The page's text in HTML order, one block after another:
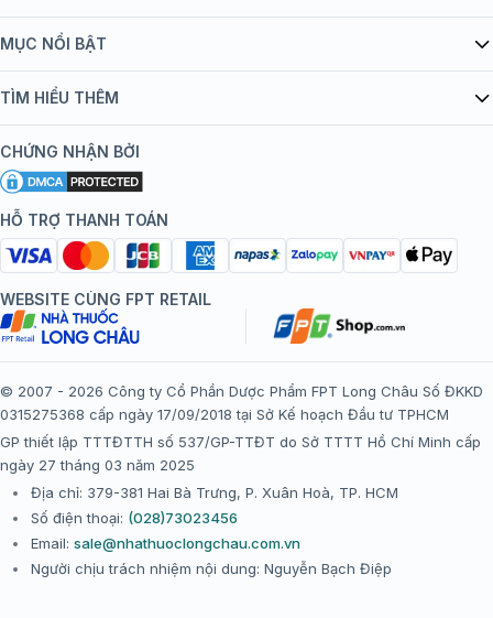
Giới thiệu Tiêm Chủng FPT Long Châu
bán hàng
Chính sách nội dung
Chính sách bảo mật
Chính sách bảo mật dữ liệu cá nhân
Chính sách thanh toán
Chính sách đổi trả gói, mũi tiêm tại trung tâm tiêm chủng
FPT Long Châu
Thể lệ chương trình “Tích điểm nhận đặc quyền”
MỤC NỔI BẬT
Danh mục vắc xin
Đội ngũ bác sĩ, chuyên gia
Hệ thống trung tâm tiêm chủng
TÌM HIỂU THÊM
Khuyến mãi
Tôi nên tiêm gì?
Tiêm chủng đi nước ngoài
CHỨNG NHẬN BỞI
HỖ TRỢ THANH TOÁN
WEBSITE CÙNG FPT RETAIL
© 2007 - 2026 Công ty Cổ Phần Dược Phẩm FPT Long Châu Số ĐKKD
0315275368 cấp ngày 17/09/2018 tại Sở Kế hoạch Đầu tư TPHCM
GP thiết lập TTTĐTTH số 537/GP-TTĐT do Sở TTTT Hồ Chí Minh cấp
ngày 27 tháng 03 năm 2025
Địa chỉ: 379-381 Hai Bà Trưng, P. Xuân Hoà, TP. HCM
Số điện thoại: (028)73023456
Email: sale@nhathuoclongchau.com.vn
Người chịu trách nhiệm nội dung: Nguyễn Bạch Điệp